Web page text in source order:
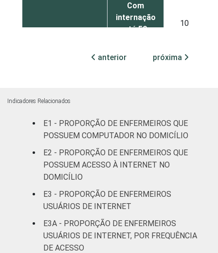
Com
internação
até 50
10
Não
classificado
FAIXA ETÁRIA Até 30 anos
anos
41 anos ou
mais
anterior próxima
Indicadores Relacionados
E1 - PROPORÇÃO DE ENFERMEIROS QUE
POSSUEM COMPUTADOR NO DOMICÍLIO
E2 - PROPORÇÃO DE ENFERMEIROS QUE
POSSUEM ACESSO À INTERNET NO
DOMICÍLIO
E3 - PROPORÇÃO DE ENFERMEIROS
USUÁRIOS DE INTERNET
E3A - PROPORÇÃO DE ENFERMEIROS
USUÁRIOS DE INTERNET, POR FREQUÊNCIA
DE ACESSO